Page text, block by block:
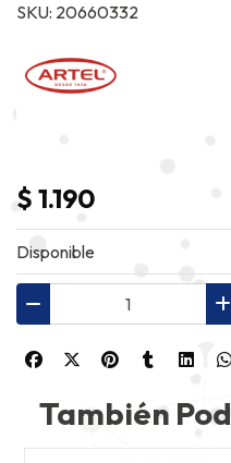
SKU: 20660332
$ 1.190
Disponible
También